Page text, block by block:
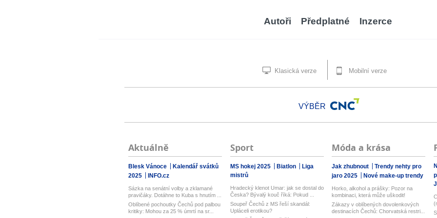
Autoři Předplatné Inzerce
Klasická verze Mobilní verze
VÝBĚR
Aktuálně
Blesk Vánoce
Kalendář svátků
2025
INFO.cz
Sázka na senátní volby a zklamané
pravičáky. Dotáhne to Kuba s hnutím ...
Oblíbené pochoutky Čechů pod palbou
kritiky: Mohou za 25 % úmrtí na sr...
Sport
MS hokej 2025 Biatlon
Liga
mistrů
Hradecký klenot Umar: jak se dostal do
Česka? Bývalý kouč říká: Pokud ...
Soupeř Čechů z MS řeší skandál:
Upláceli erotikou?
Móda a krása
Jak zhubnout
Trendy nehty pro
jaro 2025
Nové make-up trendy
Horko, alkohol a prášky: Pozor na
kombinaci, která může uškodit!
Zákazy v oblíbených dovolenkových
destinacích Čechů: Chorvatská restri...